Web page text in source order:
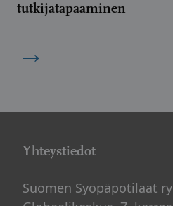
tutkijatapaaminen
→
Yhteystiedot
Suomen Syöpäpotilaat ry